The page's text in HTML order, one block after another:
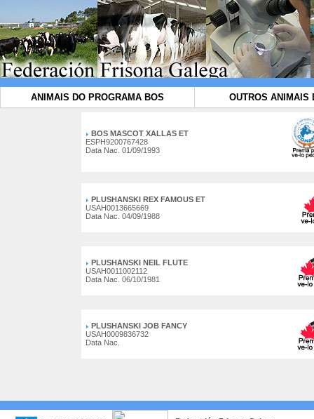
ANIMAIS DO PROGRAMA BOS OUTROS ANIMAIS
BOS MASCOT XALLAS ET
ESPH9200767428
Data Nac. 01/09/1993
PLUSHANSKI REX FAMOUS ET
USAH0013665669
Data Nac. 04/09/1988
PLUSHANSKI NEIL FLUTE
USAH0011002112
Data Nac. 06/10/1981
PLUSHANSKI JOB FANCY
USAH0009836732
Data Nac.